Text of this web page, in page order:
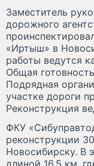
Заместитель
дорожного
«Иртыш» в
работы ведутся
Общая
Подрядная
участке дороги
Реконструкция
ФКУ
реконструкции
Новосибирску. В